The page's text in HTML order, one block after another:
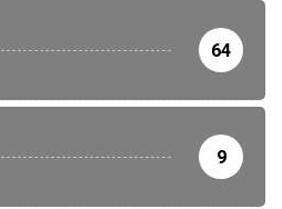
64
9